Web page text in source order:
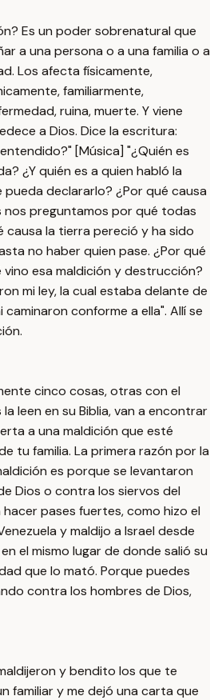
Es un poder sobrenatural que
a una persona o a una familia o a
Los afecta físicamente,
familiarmente,
ruina, muerte. Y viene
a Dios. Dice la escritura:
[Música] "¿Quién es
¿Y quién es a quien habló la
declararlo? ¿Por qué causa
nos preguntamos por qué todas
causa la tierra pereció y ha sido
no haber quien pase. ¿Por qué
vino esa maldición y destrucción?
mi ley, la cual estaba delante de
conforme a ella". Allí se
cinco cosas, otras con el
leen en su Biblia, van a encontrar
a una maldición que esté
tu familia. La primera razón por la
es porque se levantaron
Dios o contra los siervos del
pases fuertes, como hizo el
y maldijo a Israel desde
el mismo lugar de donde salió su
que lo mató. Porque puedes
contra los hombres de Dios,
y bendito los que te
familiar y me dejó una carta que